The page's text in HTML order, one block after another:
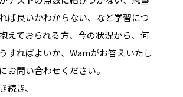
ば良いかわからない、など学習につ
えておられる方、今の状況から、何
すればよいか、Wamがお答えいたし
お問い合わせください。
続き、